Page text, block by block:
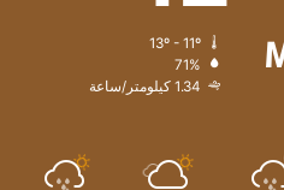
71%
1.34 كيلومتر/ساعة